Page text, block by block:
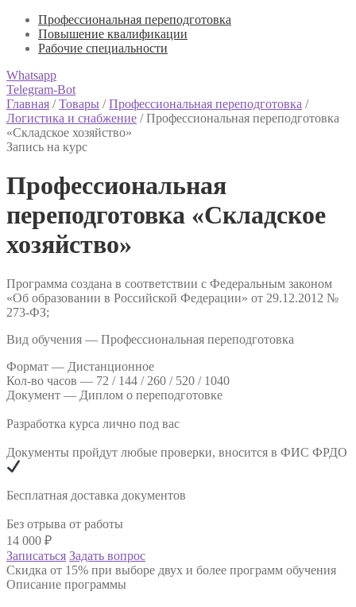
Профессиональная переподготовка
Повышение квалификации
Рабочие специальности
Whatsapp
Telegram-Bot
Главная /Товары /Профессиональная переподготовка /
Логистика и снабжение /Профессиональная переподготовка
«Складское хозяйство»
Запись на курс
Профессиональная
переподготовка «Складское
хозяйство»
Программа создана в соответствии с Федеральным законом
«Об образовании в Российской Федерации» от 29.12.2012 №
273-ФЗ;
Вид обучения — Профессиональная переподготовка
Формат — Дистанционное
Кол-во часов — 72 / 144 / 260 / 520 / 1040
Документ — Диплом о переподготовке
Разработка курса лично под вас
Документы пройдут любые проверки, вносится в ФИС ФРДО
Бесплатная доставка документов
Без отрыва от работы
14 000 ₽
Записаться Задать вопрос
Скидка от 15% при выборе двух и более программ обучения
Описание программы